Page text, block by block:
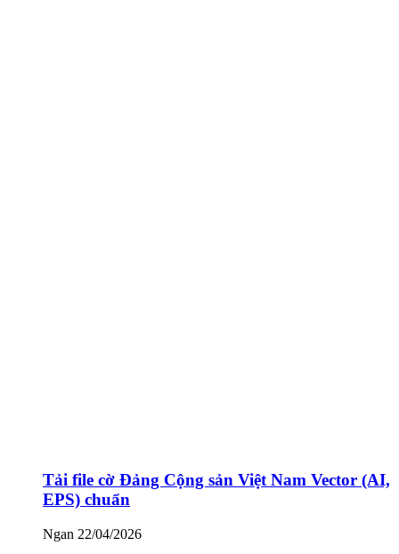
Tải file cờ Đảng Cộng sản Việt Nam Vector (AI,
EPS) chuẩn
Ngan 22/04/2026